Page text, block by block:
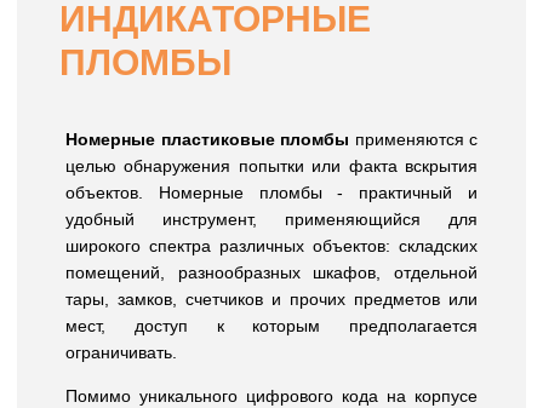
ИНДИКАТОРНЫЕ
ПЛОМБЫ
Номерные пластиковые пломбы применяются с
целью обнаружения попытки или факта вскрытия
объектов. Номерные пломбы - практичный и
удобный инструмент, применяющийся для
широкого спектра различных объектов: складских
помещений, разнообразных шкафов, отдельной
тары, замков, счетчиков и прочих предметов или
мест, доступ к которым предполагается
ограничивать.
Помимо уникального цифрового кода на корпусе